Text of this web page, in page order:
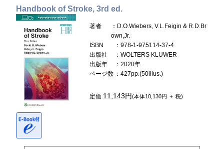
Handbook of Stroke, 3rd ed.
著者
：D.O.Wiebers, V.L.Feigin & R.D.Br
own,Jr.
ISBN
：978-1-975114-37-4
出版社
：WOLTERS KLUWER
出版年
：2020年
ページ数 ：427pp.(50illus.)
定価 11,143円(本体10,130円 ＋ 税)